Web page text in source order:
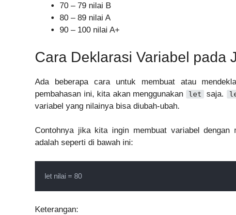
70 – 79 nilai B
80 – 89 nilai A
90 – 100 nilai A+
Cara Deklarasi Variabel pada
Ada beberapa cara untuk membuat atau
pembahasan ini, kita akan menggunakan
let saja.
variabel yang nilainya bisa diubah-ubah.
Contohnya jika kita ingin membuat variabel
adalah seperti di bawah ini:
let nilai = 80
Keterangan: